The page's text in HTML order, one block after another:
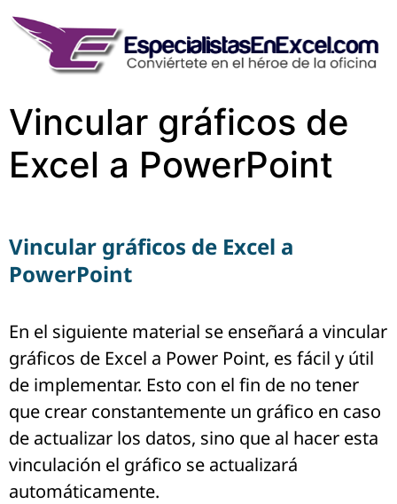
Vincular gráficos de
Excel a PowerPoint
Vincular gráficos de Excel a
PowerPoint
En el siguiente material se enseñará a vincular
gráficos de Excel a Power Point, es fácil y útil
de implementar. Esto con el fin de no tener
que crear constantemente un gráfico en caso
de actualizar los datos, sino que al hacer esta
vinculación el gráfico se actualizará
automáticamente.